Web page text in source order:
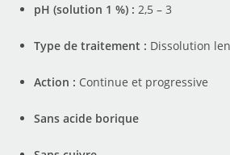
pH (solution 1 %) : 2,5 – 3
Type de traitement : Dissolution
Action : Continue et progressive
Sans acide borique